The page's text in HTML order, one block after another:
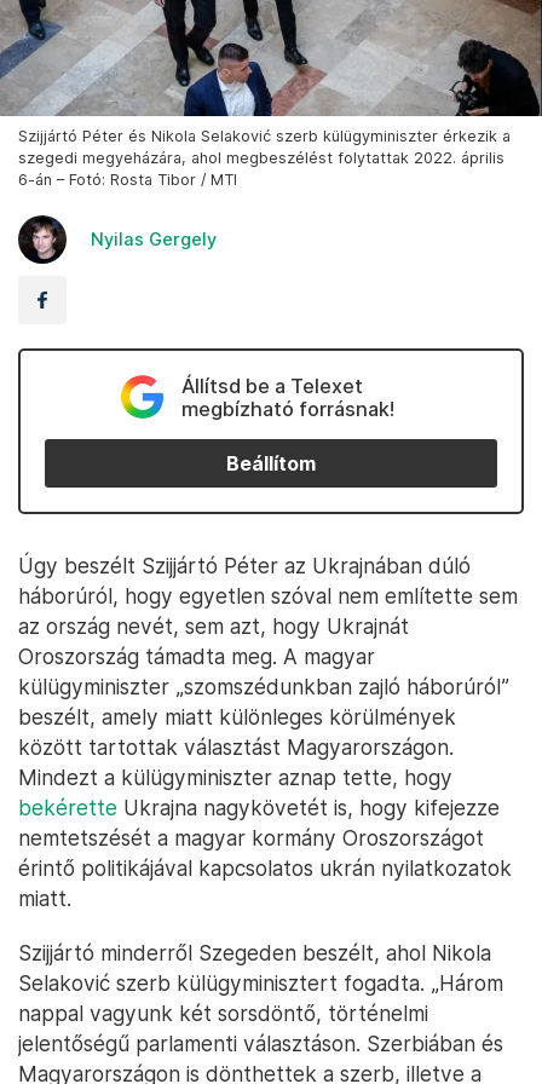
Szijjártó Péter és Nikola Selaković szerb külügyminiszter érkezik a
szegedi megyeházára, ahol megbeszélést folytattak 2022. április
6-án – Fotó: Rosta Tibor / MTI
Nyilas Gergely
Állítsd be a Telexet
megbízható forrásnak!
Beállítom
Úgy beszélt Szijjártó Péter az Ukrajnában dúló
háborúról, hogy egyetlen szóval nem említette sem
az ország nevét, sem azt, hogy Ukrajnát
Oroszország támadta meg. A magyar
külügyminiszter „szomszédunkban zajló háborúról”
beszélt, amely miatt különleges körülmények
között tartottak választást Magyarországon.
Mindezt a külügyminiszter aznap tette, hogy
bekérette Ukrajna nagykövetét is, hogy kifejezze
nemtetszését a magyar kormány Oroszországot
érintő politikájával kapcsolatos ukrán nyilatkozatok
miatt.
Szijjártó minderről Szegeden beszélt, ahol Nikola
Selaković szerb külügyminisztert fogadta. „Három
nappal vagyunk két sorsdöntő, történelmi
jelentőségű parlamenti választáson. Szerbiában és
Magyarországon is dönthettek a szerb, illetve a